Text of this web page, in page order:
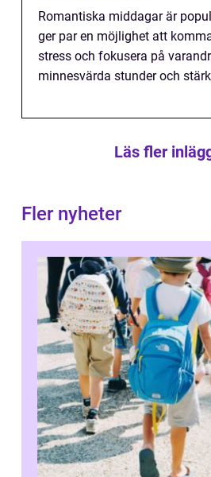
Romantiska middagar är
ger par en möjlighet att
stress och fokusera på
minnesvärda stunder och
Läs fler
Fler nyheter